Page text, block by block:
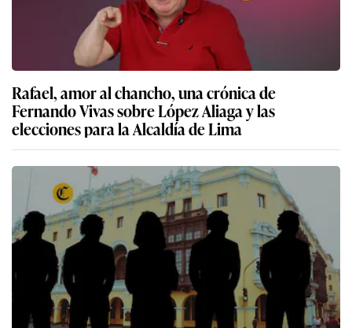
Rafael, amor al chancho, una crónica de
Fernando Vivas sobre López Aliaga y las
elecciones para la Alcaldía de Lima